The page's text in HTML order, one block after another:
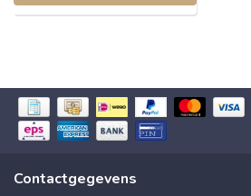
Contactgegevens